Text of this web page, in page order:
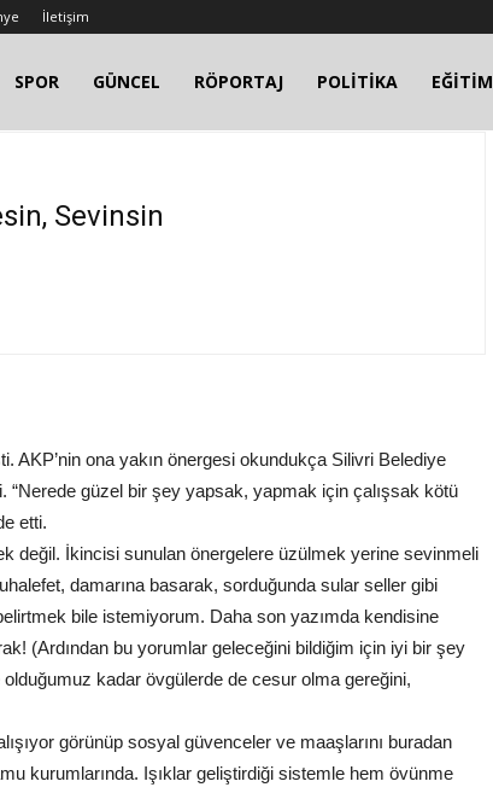
İletişim
SPOR GÜNCEL RÖPORTAJ POLİTİKA EĞİTİM
Sevinsin
AKP’nin ona yakın önergesi okundukça Silivri Belediye
“Nerede güzel bir şey yapsak, yapmak için çalışsak kötü
etti.
değil. İkincisi sunulan önergelere üzülmek yerine sevinmeli
damarına basarak, sorduğunda sular seller gibi
bile istemiyorum. Daha son yazımda kendisine
(Ardından bu yorumlar geleceğini bildiğim için iyi bir şey
kadar övgülerde de cesur olma gereğini,
görünüp sosyal güvenceler ve maaşlarını buradan
kurumlarında. Işıklar geliştirdiği sistemle hem övünme